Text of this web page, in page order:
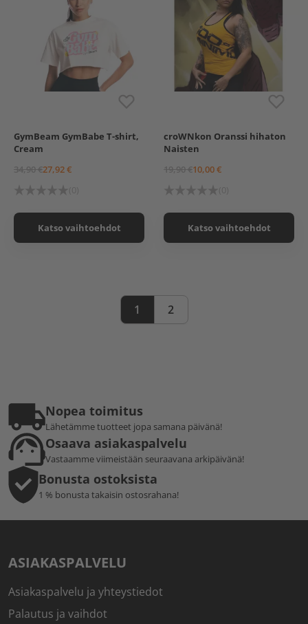
M L
GymBeam GymBabe T-shirt,
Cream
34,90 €27,92 €
Katso vaihtoehdot
XS
croWNkon Oranssi hihaton
Naisten
19,90 €10,00 €
Katso vaihtoehdot
1 2
Nopea toimitus
Lähetämme tuotteet jopa samana päivänä!
Osaava asiakaspalvelu
Vastaamme viimeistään seuraavana arkipäivänä!
Bonusta ostoksista
1 % bonusta takaisin ostosrahana!
ASIAKASPALVELU
Asiakaspalvelu ja yhteystiedot
Palautus ja vaihdot